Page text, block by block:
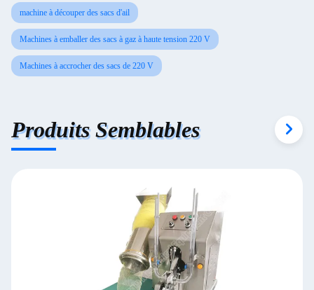
machine à découper des sacs d'ail
Machines à emballer des sacs à gaz à haute tension 220 V
Machines à accrocher des sacs de 220 V
Produits Semblables